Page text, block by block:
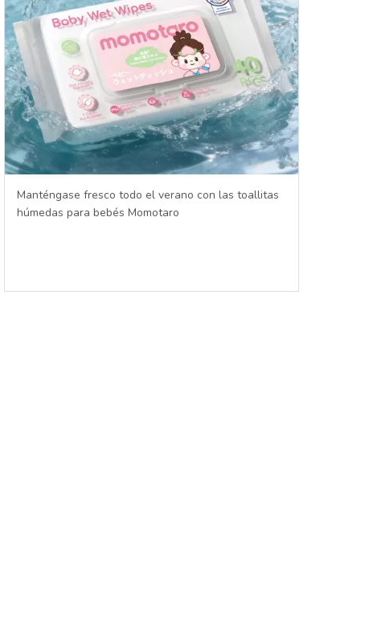
Manténgase fresco todo el verano con las toallitas
húmedas para bebés Momotaro